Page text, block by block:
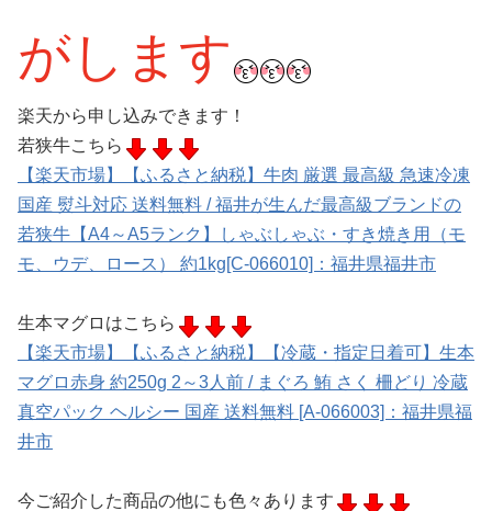
がします
楽天から申し込みできます！
若狭牛こちら
【楽天市場】【ふるさと納税】牛肉 厳選 最高級 急速冷凍
国産 熨斗対応 送料無料 / 福井が生んだ最高級ブランドの
若狭牛【A4～A5ランク】しゃぶしゃぶ・すき焼き用（モ
モ、ウデ、ロース） 約1kg[C-066010]：福井県福井市
生本マグロはこちら
【楽天市場】【ふるさと納税】【冷蔵・指定日着可】生本
マグロ赤身 約250g 2～3人前 / まぐろ 鮪 さく 柵どり 冷蔵
真空パック ヘルシー 国産 送料無料 [A-066003]：福井県福
井市
今ご紹介した商品の他にも色々あります